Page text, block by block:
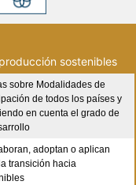
sostenibles
sobre Modalidades de
de todos los países y
en cuenta el grado de
adoptan o aplican
transición hacia